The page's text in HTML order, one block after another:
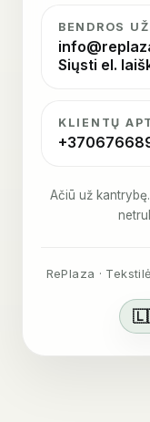
BENDROS
Siųsti el.
KLIENTŲ
Ačiū už
RePlaza ·